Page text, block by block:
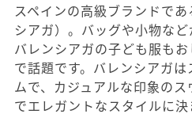
スペインの高級ブランドで
シアガ）。バッグや小物など
バレンシアガの子ども服も
で話題です。バレンシアガ
ムで、カジュアルな印象の
でエレガントなスタイルに決